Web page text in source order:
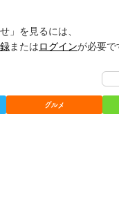
」を見るには、
またはログインが必要
グルメ